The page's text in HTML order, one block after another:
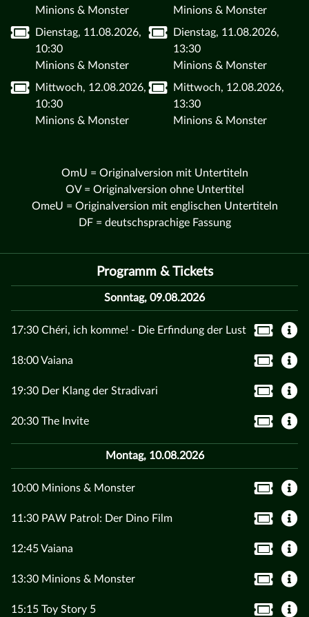
Minions & Monster
Minions & Monster
Dienstag, 11.08.2026,
10:30
Minions & Monster
Dienstag, 11.08.2026,
13:30
Minions & Monster
Mittwoch, 12.08.2026,
10:30
Minions & Monster
Mittwoch, 12.08.2026,
13:30
Minions & Monster
OmU = Originalversion mit Untertiteln
OV = Originalversion ohne Untertitel
OmeU = Originalversion mit englischen Untertiteln
DF = deutschsprachige Fassung
Programm & Tickets
Sonntag, 09.08.2026
17:30 Chéri, ich komme! - Die Erfindung der Lust
18:00 Vaiana
19:30 Der Klang der Stradivari
20:30 The Invite
Montag, 10.08.2026
10:00 Minions & Monster
11:30 PAW Patrol: Der Dino Film
12:45 Vaiana
13:30 Minions & Monster
15:15 Toy Story 5